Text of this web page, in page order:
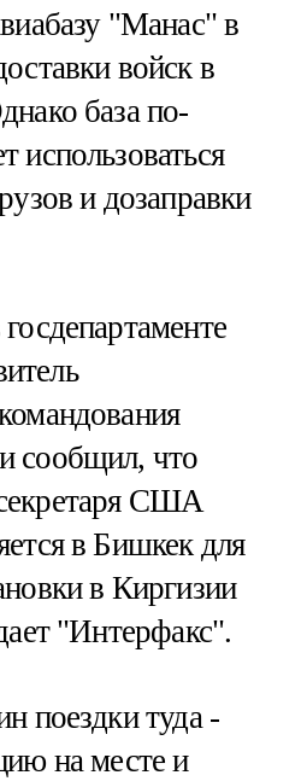
"Манас" в
войск в
база по-
использоваться
и дозаправки
сообщил, что
США
в Бишкек для
в Киргизии
"Интерфакс".
поездки туда -
на месте и